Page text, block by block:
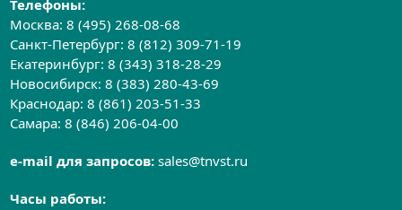
Телефоны:
Москва:8 (495) 268-08-68
Санкт-Петербург:8 (812) 309-71-19
Екатеринбург:8 (343) 318-28-29
Новосибирск:8 (383) 280-43-69
Краснодар:8 (861) 203-51-33
Самара:8 (846) 206-04-00
e-mail для запросов:sales@tnvst.ru
Часы работы: